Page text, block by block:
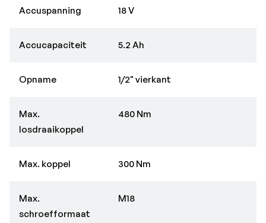
Accuspanning 18 V
Accucapaciteit 5.2 Ah
Opname 1/2" vierkant
Max.
losdraaikoppel
480 Nm
Max. koppel 300 Nm
Max.
schroefformaat
M18